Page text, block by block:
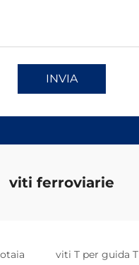
INVIA
viti ferroviarie
viti T per guida T